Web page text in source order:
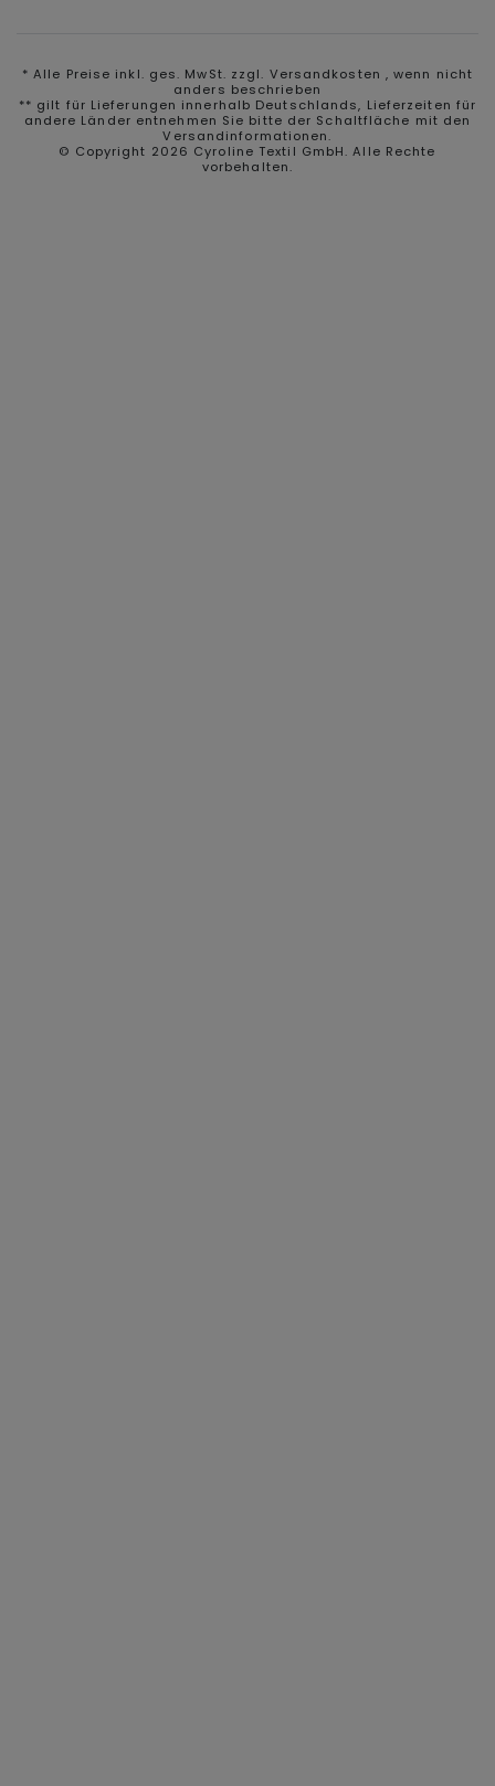
* Alle Preise inkl. ges. MwSt. zzgl. Versandkosten , wenn nicht
anders beschrieben
** gilt für Lieferungen innerhalb Deutschlands, Lieferzeiten für
andere Länder entnehmen Sie bitte der Schaltfläche mit den
Versandinformationen.
© Copyright 2026 Cyroline Textil GmbH. Alle Rechte
vorbehalten.